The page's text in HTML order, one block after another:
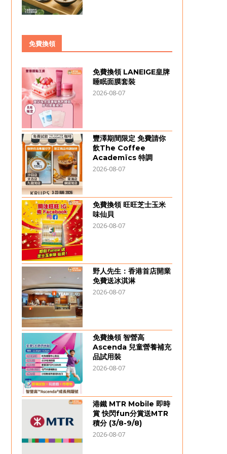
免費換領
免費換領 LANEIGE皇牌
睡眠面膜套裝
2026-08-07
豐澤期間限定 免費請你
飲The Coffee
Academïcs 特調
2026-08-07
免費換領 旺旺芝士玉米
味仙貝
2026-08-07
野人先生：香港首店開業
免費送冰淇淋
2026-08-07
免費換領 智營高
Ascenda 兒童營養補充
品試用裝
2026-08-07
港鐵 MTR Mobile 即時
賞 快閃fun分賞送MTR
積分 (3/8-9/8)
2026-08-07